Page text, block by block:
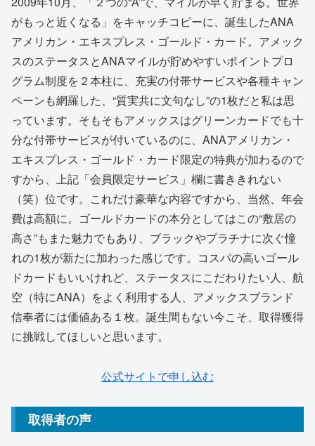
がもっと近くなる」をキャッチコピーに、誕生したANA
アメリカン・エキスプレス・ゴールド・カード。アメック
スのステータスとANAマイルが貯めやすいポイントプロ
グラム制度を２本柱に、充実の付帯サービスや各種キャン
ペーンも網羅した、“質実共に文句なし”の1枚だと私は思
っています。そもそもアメックスはグリーンカードでも十
分な付帯サービスが付いているのに、ANAアメリカン・
エキスプレス・ゴールド・カード限定の特典が加わるので
すから、上記「会員限定サービス」欄に書ききれない
（笑）位です。これだけ豪華な内容ですから、当然、年会
費は高額に。ゴールドカードの本分としてはこの“敷居の
高さ”もまた魅力でもあり、ブラックやプラチナに次ぐ憧
れの1枚が新たに加わった感じです。コスパの高いゴール
ドカードもいいけれど、ステータスにこだわりたい人、航
空（特にANA）をよく利用する人、アメックスブランド
信奉者には価値ある１枚。誕生間もない今こそ、取得獲得
に挑戦してほしいと思います。
公式サイトで申し込む
取得者の声